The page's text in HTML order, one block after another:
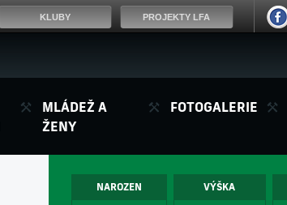
MLÁDEŽ A
ŽENY
FOTOGALERIE
NAROZEN VÝŠKA
KLUBY PROJEKTY LFA